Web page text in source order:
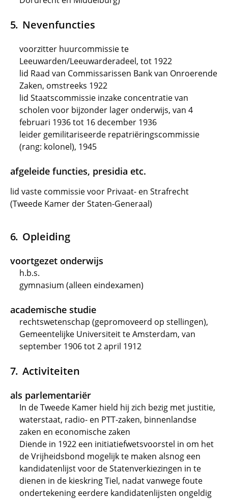
Nevenfuncties
voorzitter huurcommissie te
Leeuwarden/Leeuwarderadeel, tot 1922
lid Raad van Commissarissen Bank van Onroerende
Zaken, omstreeks 1922
lid Staatscommissie inzake concentratie van
scholen voor bijzonder lager onderwijs, van 4
februari 1936 tot 16 december 1936
leider gemilitariseerde repatriëringscommissie
(rang: kolonel), 1945
afgeleide functies, presidia etc.
lid vaste commissie voor Privaat- en Strafrecht
(Tweede Kamer der Staten-Generaal)
Opleiding
voortgezet onderwijs
h.b.s.
gymnasium (alleen eindexamen)
academische studie
rechtswetenschap (gepromoveerd op stellingen),
Gemeentelijke Universiteit te Amsterdam, van
september 1906 tot 2 april 1912
Activiteiten
als parlementariër
In de Tweede Kamer hield hij zich bezig met justitie,
waterstaat, radio- en PTT-zaken, binnenlandse
zaken en economische zaken
Diende in 1922 een initiatiefwetsvoorstel in om het
de Vrijheidsbond mogelijk te maken alsnog een
kandidatenlijst voor de Statenverkiezingen in te
dienen in de kieskring Tiel, nadat vanwege foute
ondertekening eerdere kandidatenlijsten ongeldig